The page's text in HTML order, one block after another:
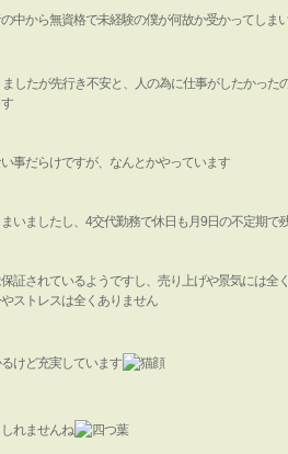
中から無資格で未経験の僕が何故か受かってしま
したが先行き不安と、人の為に仕事がしたかった
事だらけですが、なんとかやっています
いましたし、4交代勤務で休日も月9日の不定期で
証されているようですし、売り上げや景気には全
ストレスは全くありません
けど充実しています
れませんね